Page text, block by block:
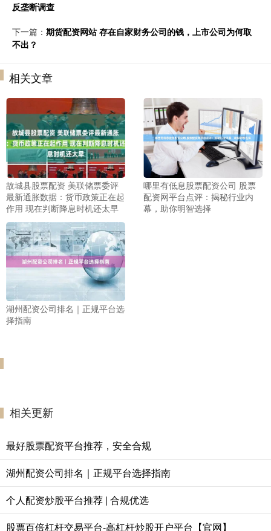
反垄断调查
下一篇： 期货配资网站 存在自家财务公司的钱，上市公司为何取
不出？
相关文章
故城县股票配资 美联储票委评
最新通胀数据：货币政策正在起
作用 现在判断降息时机还太早
哪里有低息股票配资公司 股票
配资网平台点评：揭秘行业内
幕，助你明智选择
湖州配资公司排名｜正规平台选
择指南
相关更新
最好股票配资平台推荐，安全合规
湖州配资公司排名｜正规平台选择指南
个人配资炒股平台推荐 | 合规优选
股票百倍杠杆交易平台-高杠杆炒股开户平台【官网】